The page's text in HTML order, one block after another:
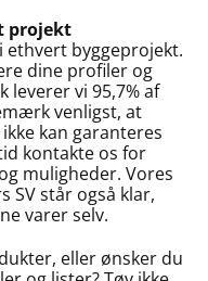
projekt
ethvert byggeprojekt.
dine profiler og
leverer vi 95,7% af
venligst, at
kan garanteres
kontakte os for
muligheder. Vores
SV står også klar,
varer selv.
eller ønsker du